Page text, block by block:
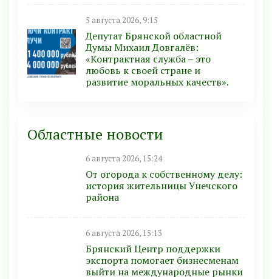
5 августа 2026, 9:15
Депутат Брянской областной
Думы Михаил Довгалёв:
«Контрактная служба – это
любовь к своей стране и
развитие моральных качеств».
Областные новости
6 августа 2026, 15:24
От огорода к собственному делу:
история жительницы Унечского
района
6 августа 2026, 15:13
Брянский Центр поддержки
экспорта помогает бизнесменам
выйти на международные рынки